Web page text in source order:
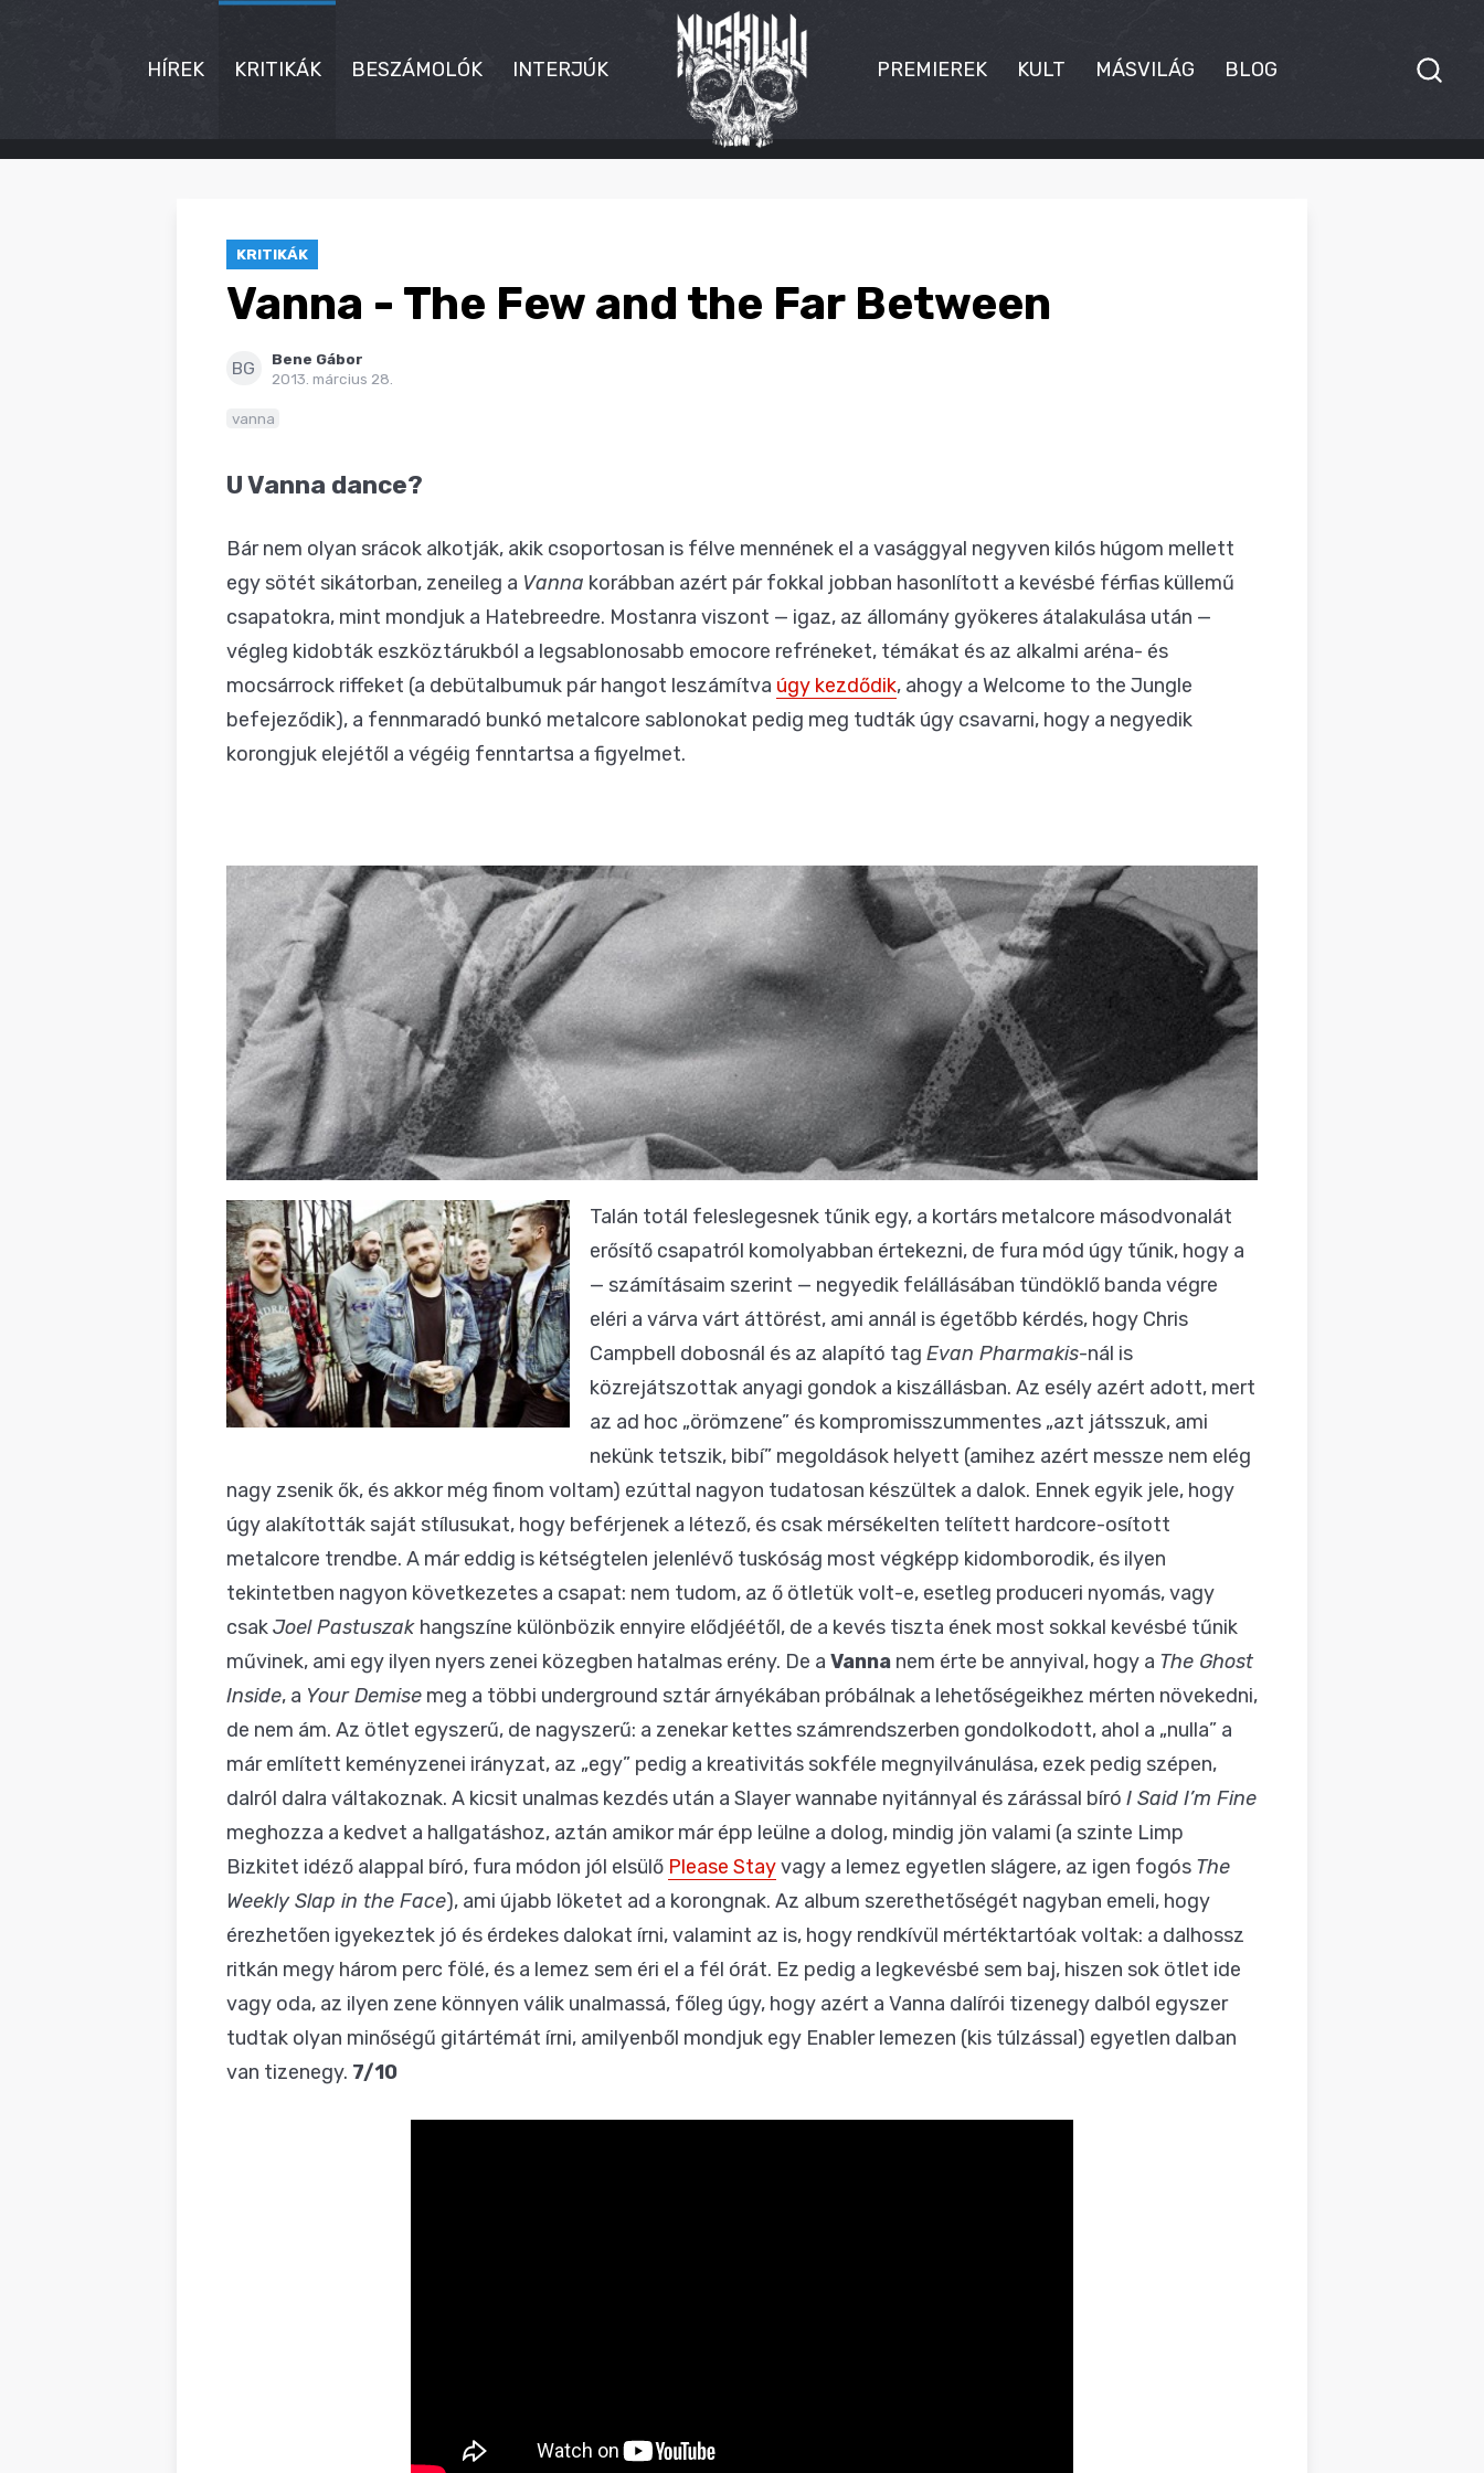
HÍREK KRITIKÁK BESZÁMOLÓK INTERJÚK PREMIEREK KULT MÁSVILÁG BLOG
HÍREK
KRITIKÁK
Vanna - The Few and the Far Between
BG
Bene Gábor
2013. március 28.
vanna
U Vanna dance?
Bár nem olyan srácok alkotják, akik csoportosan is félve mennének el a vasággyal negyven kilós húgom mellett
egy sötét sikátorban, zeneileg a Vanna korábban azért pár fokkal jobban hasonlított a kevésbé férfias küllemű
csapatokra, mint mondjuk a Hatebreedre. Mostanra viszont — igaz, az állomány gyökeres átalakulása után —
végleg kidobták eszköztárukból a legsablonosabb emocore refréneket, témákat és az alkalmi aréna- és
mocsárrock riffeket (a debütalbumuk pár hangot leszámítva úgy kezdődik, ahogy a Welcome to the Jungle
befejeződik), a fennmaradó bunkó metalcore sablonokat pedig meg tudták úgy csavarni, hogy a negyedik
korongjuk elejétől a végéig fenntartsa a figyelmet.
Talán totál feleslegesnek tűnik egy, a kortárs metalcore másodvonalát
erősítő csapatról komolyabban értekezni, de fura mód úgy tűnik, hogy a
— számításaim szerint — negyedik felállásában tündöklő banda végre
eléri a várva várt áttörést, ami annál is égetőbb kérdés, hogy Chris
Campbell dobosnál és az alapító tagEvan Pharmakis-nál is
közrejátszottak anyagi gondok a kiszállásban. Az esély azért adott, mert
az ad hoc „örömzene” és kompromisszummentes „azt játsszuk, ami
nekünk tetszik, bibí” megoldások helyett (amihez azért messze nem elég
nagy zsenik ők, és akkor még finom voltam) ezúttal nagyon tudatosan készültek a dalok. Ennek egyik jele, hogy
úgy alakították saját stílusukat, hogy beférjenek a létező, és csak mérsékelten telített hardcore-osított
metalcore trendbe. A már eddig is kétségtelen jelenlévő tuskóság most végképp kidomborodik, és ilyen
tekintetben nagyon következetes a csapat: nem tudom, az ő ötletük volt-e, esetleg produceri nyomás, vagy
csakJoel Pastuszak hangszíne különbözik ennyire elődjéétől, de a kevés tiszta ének most sokkal kevésbé tűnik
művinek, ami egy ilyen nyers zenei közegben hatalmas erény. De a Vanna nem érte be annyival, hogy a The Ghost
Inside, a Your Demise meg a többi underground sztár árnyékában próbálnak a lehetőségeikhez mérten növekedni,
de nem ám. Az ötlet egyszerű, de nagyszerű: a zenekar kettes számrendszerben gondolkodott, ahol a „nulla” a
már említett keményzenei irányzat, az „egy” pedig a kreativitás sokféle megnyilvánulása, ezek pedig szépen,
dalról dalra váltakoznak. A kicsit unalmas kezdés után a Slayer wannabe nyitánnyal és zárással bíró I Said I’m Fine
meghozza a kedvet a hallgatáshoz, aztán amikor már épp leülne a dolog, mindig jön valami (a szinte Limp
Bizkitet idéző alappal bíró, fura módon jól elsülő Please Stayvagy a lemez egyetlen slágere, az igen fogós The
Weekly Slap in the Face), ami újabb löketet ad a korongnak. Az album szerethetőségét nagyban emeli, hogy
érezhetően igyekeztek jó és érdekes dalokat írni, valamint az is, hogy rendkívül mértéktartóak voltak: a dalhossz
ritkán megy három perc fölé, és a lemez sem éri el a fél órát. Ez pedig a legkevésbé sem baj, hiszen sok ötlet ide
vagy oda, az ilyen zene könnyen válik unalmassá, főleg úgy, hogy azért a Vanna dalírói tizenegy dalból egyszer
tudtak olyan minőségű gitártémát írni, amilyenből mondjuk egy Enabler lemezen (kis túlzással) egyetlen dalban
van tizenegy. 7/10